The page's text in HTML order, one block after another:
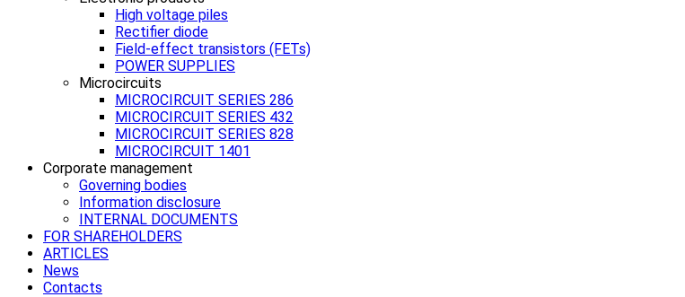
High voltage piles
Rectifier diode
Field-effect transistors (FETs)
POWER SUPPLIES
Microcircuits
MICROCIRCUIT SERIES 286
MICROCIRCUIT SERIES 432
MICROCIRCUIT SERIES 828
MICROCIRCUIT 1401
Corporate management
Governing bodies
Information disclosure
INTERNAL DOCUMENTS
FOR SHAREHOLDERS
ARTICLES
News
Contacts